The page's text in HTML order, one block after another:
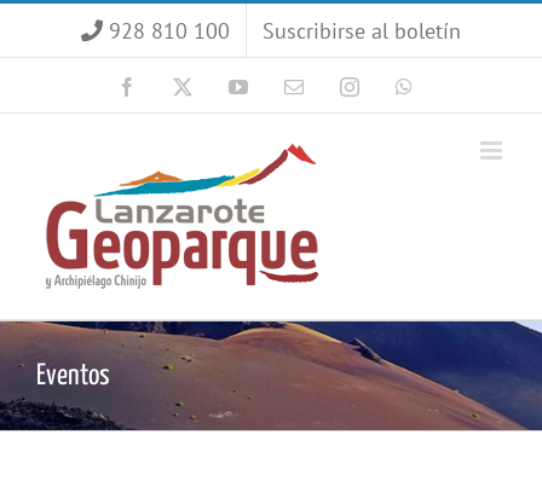
928 810 100 Suscribirse al boletín
Facebook YouTubeCorreoInstagram
Eventos